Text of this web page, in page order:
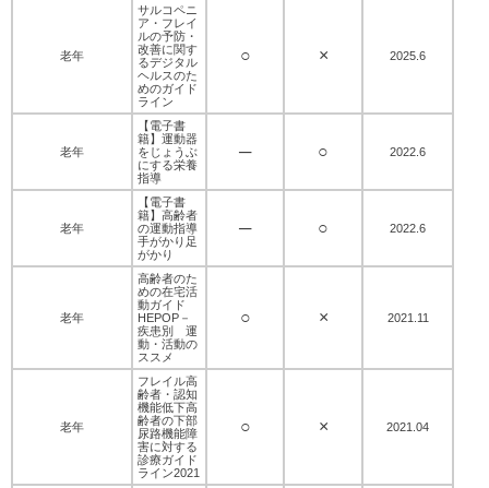
老年
サルコペニ
ア・フレイ
ルの予防・
改善に関す
るデジタル
ヘルスのた
めのガイド
ライン
○ × 2025.6
老年
【電子書
籍】運動器
をじょうぶ
にする栄養
指導
─ ○ 2022.6
老年
【電子書
籍】高齢者
の運動指導
手がかり足
がかり
─ ○ 2022.6
老年
高齢者のた
めの在宅活
動ガイド
HEPOP－
疾患別 運
動・活動の
ススメ
○ × 2021.11
老年
フレイル高
齢者・認知
機能低下高
齢者の下部
尿路機能障
害に対する
診療ガイド
ライン2021
○ × 2021.04